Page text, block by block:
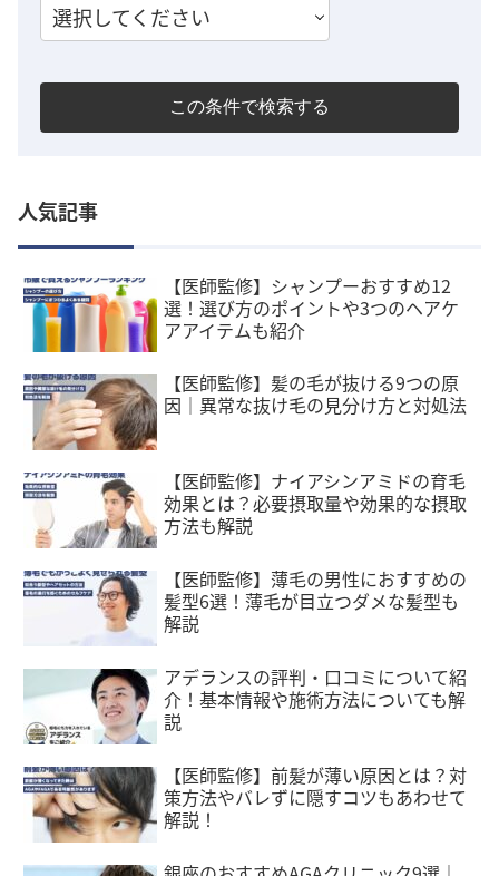
選択してください
この条件で検索する
人気記事
【医師監修】シャンプーおすすめ12
選！選び方のポイントや3つのヘアケ
アアイテムも紹介
【医師監修】髪の毛が抜ける9つの原
因｜異常な抜け毛の見分け方と対処法
【医師監修】ナイアシンアミドの育毛
効果とは？必要摂取量や効果的な摂取
方法も解説
【医師監修】薄毛の男性におすすめの
髪型6選！薄毛が目立つダメな髪型も
解説
アデランスの評判・口コミについて紹
介！基本情報や施術方法についても解
説
【医師監修】前髪が薄い原因とは？対
策方法やバレずに隠すコツもあわせて
解説！